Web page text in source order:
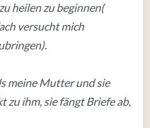
heilen zu beginnen(
versucht mich
meine Mutter und sie
ihm, sie fängt Briefe ab,